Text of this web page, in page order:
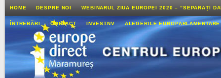
HOME DESPRE NOI WEBINARUL ZIUA EUROPEI 2020 – ”SEPARAȚI
ÎNTREBĂRI CONTACT INVESTNV ALEGERILE